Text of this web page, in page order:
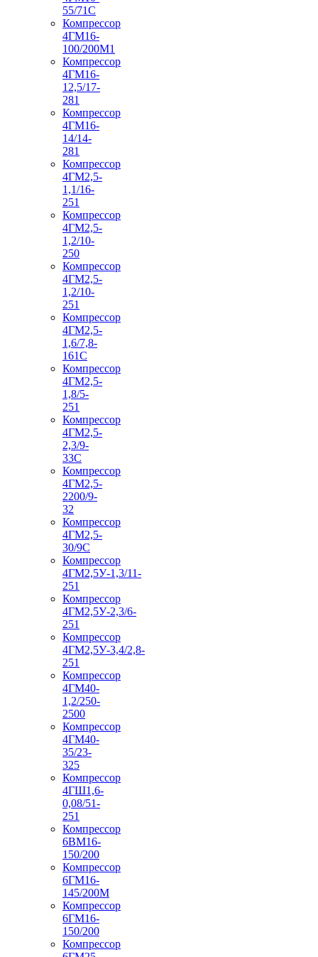
55/71С
Компрессор
4ГМ16-
100/200М1
Компрессор
4ГМ16-
12,5/17-
281
Компрессор
4ГМ16-
14/14-
281
Компрессор
4ГМ2,5-
1,1/16-
251
Компрессор
4ГМ2,5-
1,2/10-
250
Компрессор
4ГМ2,5-
1,2/10-
251
Компрессор
4ГМ2,5-
1,6/7,8-
161С
Компрессор
4ГМ2,5-
1,8/5-
251
Компрессор
4ГМ2,5-
2,3/9-
33С
Компрессор
4ГМ2,5-
2200/9-
32
Компрессор
4ГМ2,5-
30/9С
Компрессор
4ГМ2,5У-1,3/11-
251
Компрессор
4ГМ2,5У-2,3/6-
251
Компрессор
4ГМ2,5У-3,4/2,8-
251
Компрессор
4ГМ40-
1,2/250-
2500
Компрессор
4ГМ40-
35/23-
325
Компрессор
4ГШ1,6-
0,08/51-
251
Компрессор
6ВМ16-
150/200
Компрессор
6ГМ16-
145/200М
Компрессор
6ГМ16-
150/200
Компрессор